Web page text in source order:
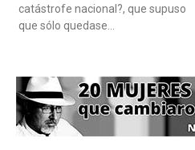
catástrofe nacional?, que supuso
que sólo quedase…